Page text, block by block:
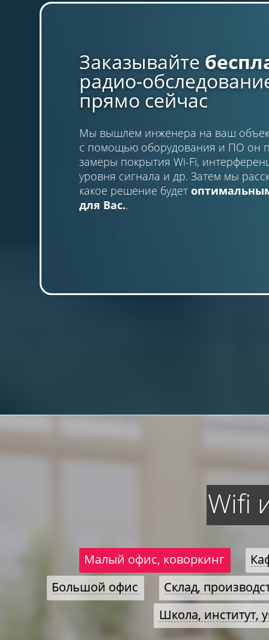
Заказывайте
радио-
прямо сейчас
Мы вышлем инженера на ваш
с помощью оборудования и ПО он
замеры покрытия Wi-Fi,
уровня сигнала и др. Затем мы
какое решение будет
для Вас..
Wifi
Малый офис, коворкинг
Большой офис
Склад,
Школа, институт,